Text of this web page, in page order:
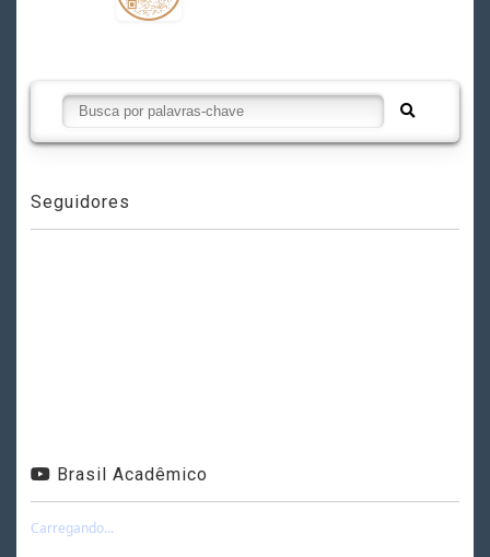
Seguidores
Brasil Acadêmico
Carregando...